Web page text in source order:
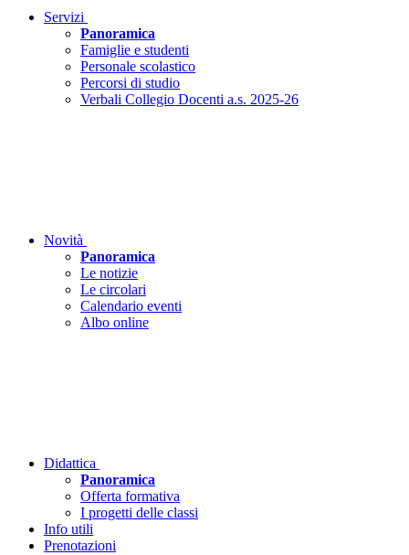
Servizi
Panoramica
Famiglie e studenti
Personale scolastico
Percorsi di studio
Verbali Collegio Docenti a.s. 2025-26
Novità
Panoramica
Le notizie
Le circolari
Calendario eventi
Albo online
Didattica
Panoramica
Offerta formativa
I progetti delle classi
Info utili
Prenotazioni